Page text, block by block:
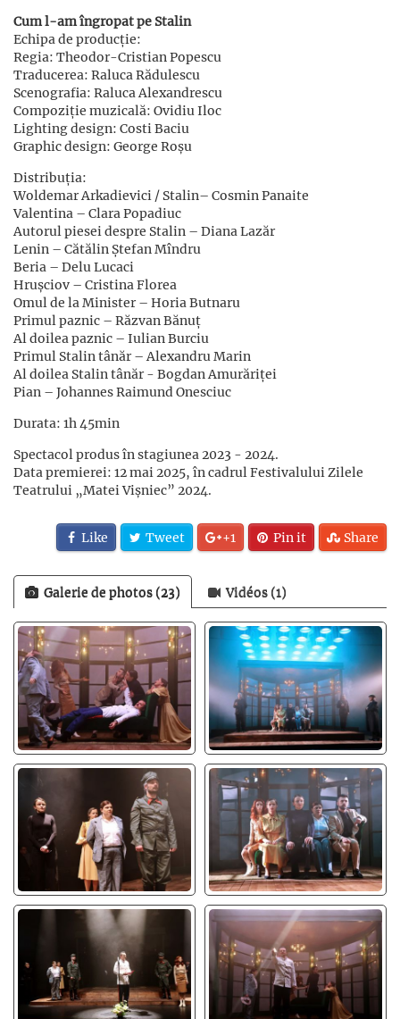
Cum l-am îngropat pe Stalin
Echipa de producție:
Regia: Theodor-Cristian Popescu
Traducerea: Raluca Rădulescu
Scenografia: Raluca Alexandrescu
Compoziție muzicală: Ovidiu Iloc
Lighting design: Costi Baciu
Graphic design: George Roșu
Distribuția:
Woldemar Arkadievici / Stalin– Cosmin Panaite
Valentina – Clara Popadiuc
Autorul piesei despre Stalin – Diana Lazăr
Lenin – Cătălin Ștefan Mîndru
Beria – Delu Lucaci
Hrușciov – Cristina Florea
Omul de la Minister – Horia Butnaru
Primul paznic – Răzvan Bănuț
Al doilea paznic – Iulian Burciu
Primul Stalin tânăr – Alexandru Marin
Al doilea Stalin tânăr - Bogdan Amurăriței
Pian – Johannes Raimund Onesciuc
Durata: 1h 45min
Spectacol produs în stagiunea 2023 - 2024.
Data premierei: 12 mai 2025, în cadrul Festivalului Zilele
Teatrului „Matei Vișniec” 2024.
Like Tweet +1 Pin it Share
Galerie de photos (23) Vidéos (1)